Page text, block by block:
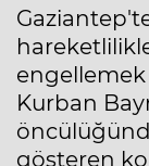
engellemek
Kurban
gösteren